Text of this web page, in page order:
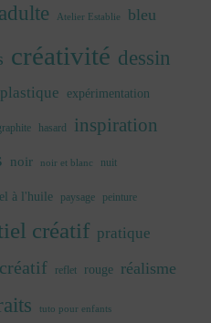
Atelier Establie bleu
créativité dessin
expérimentation
hasard inspiration
noir noir et blanc nuit
à l'huile paysage peinture
créatif pratique
reflet rouge réalisme
tuto pour enfants